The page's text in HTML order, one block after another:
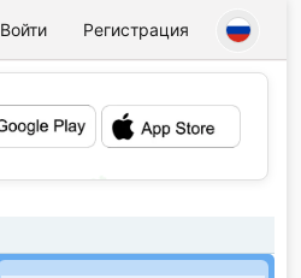
Войти Регистрация
💕